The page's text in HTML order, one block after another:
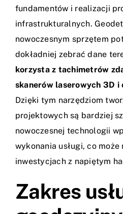
fundamentów i realizacji
infrastrukturalnych.
nowoczesnym sprzętem
dokładniej zebrać dane
korzysta z tachimetrów
skanerów laserowych 3D i
Dzięki tym narzędziom
projektowych są bardziej
nowoczesnej technologii
wykonania usługi, co
inwestycjach z napiętym
Zakres